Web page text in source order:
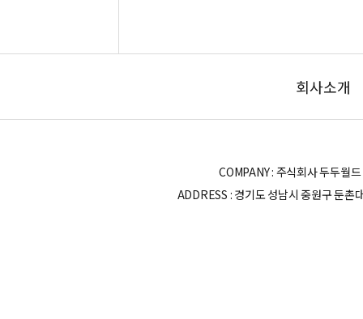
회사소개
COMPANY : 주식회사 두두
ADDRESS : 경기도 성남시 중원구 둔